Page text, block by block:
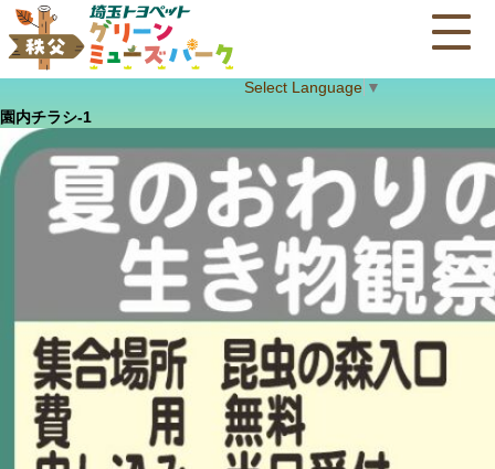
Select Language ▼
園内チラシ-1